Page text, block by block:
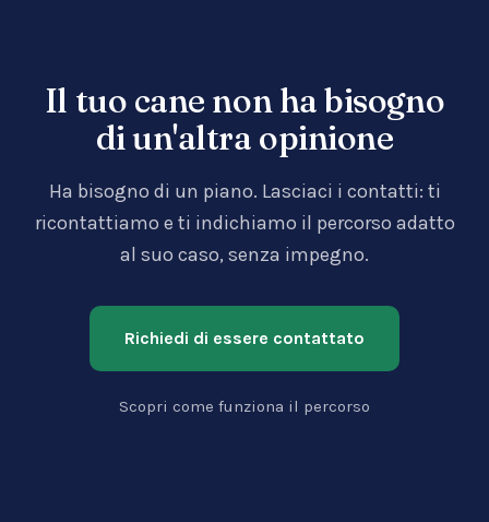
Il tuo cane non ha bisogno
di un'altra opinione
Ha bisogno di un piano. Lasciaci i contatti: ti
ricontattiamo e ti indichiamo il percorso adatto
al suo caso, senza impegno.
Richiedi di essere contattato
Scopri come funziona il percorso